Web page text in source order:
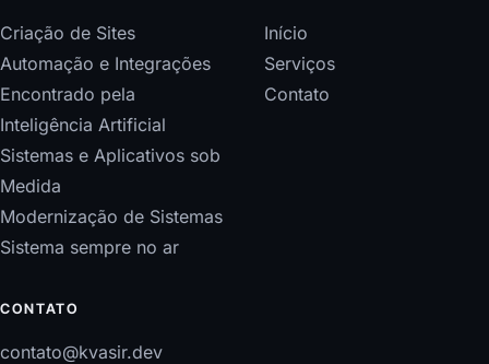
Criação de Sites
Automação e Integrações
Encontrado pela
Inteligência Artificial
Sistemas e Aplicativos sob
Medida
Modernização de Sistemas
Sistema sempre no ar
Início
Serviços
Contato
CONTATO
contato@kvasir.dev